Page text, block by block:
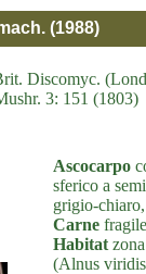
(1988)
Discomyc.
3: 151 (1803)
Ascocarpo
sferico a
grigio-
Carne
Habitat
(Alnus